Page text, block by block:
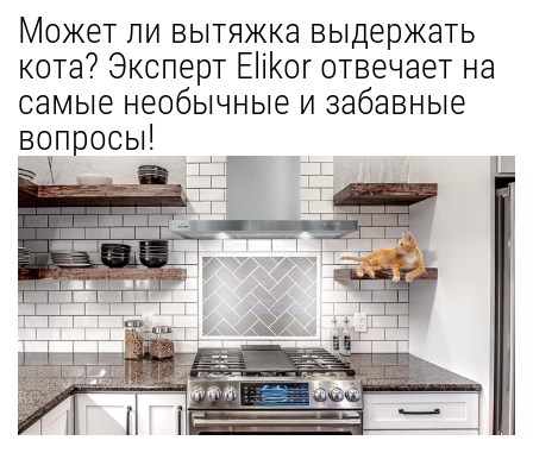
встраиваемые
угловые
настенные
телескопические
стандартные
островные
классические
купольные
полновстраиваемые
т-образные
козырьковые
аксессуары
Sale
Где купить
Встраиваемые вытяжки
О компании
Покупателям
Гарантия
Сервис
Контакты
Может ли вытяжка выдержать
кота? Эксперт Elikor отвечает на
самые необычные и забавные
вопросы!